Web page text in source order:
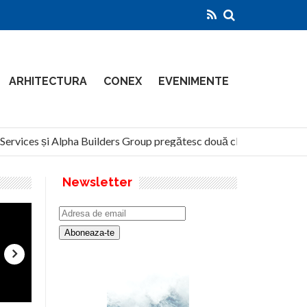
ARHITECTURA CONEX EVENIMENTE
și Alpha Builders Group pregătesc două clădiri de 14
Newsletter